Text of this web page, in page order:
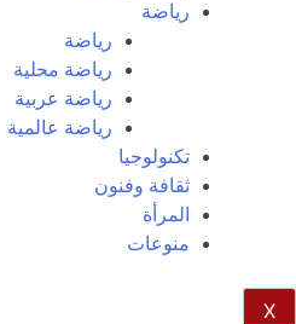
رياضة
رياضة
رياضة محلية
رياضة عربية
رياضة عالمية
تكنولوجيا
ثقافة وفنون
المرأة
منوعات
X